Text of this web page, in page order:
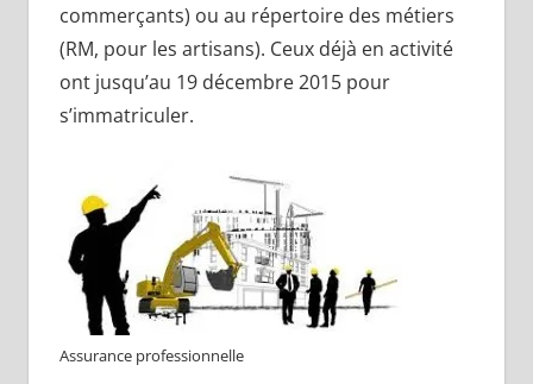
commerçants) ou au répertoire des métiers
(RM, pour les artisans). Ceux déjà en activité
ont jusqu’au 19 décembre 2015 pour
s’immatriculer.
Assurance professionnelle